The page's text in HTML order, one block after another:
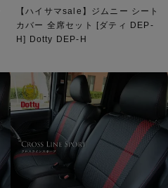
【ハイサマsale】ジムニー シート
カバー 全席セット [ダティ DEP-
H] Dotty DEP-H